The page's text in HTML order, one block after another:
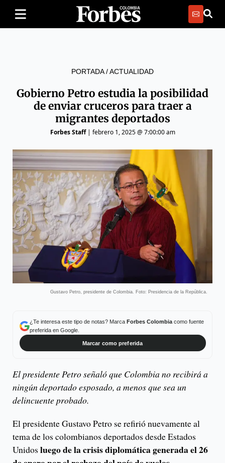
PORTADA/ACTUALIDAD
Gobierno Petro estudia la posibilidad
de enviar cruceros para traer a
migrantes deportados
Forbes Staff| febrero 1, 2025 @ 7:00:00 am
Gustavo Petro, presidente de Colombia. Foto: Presidencia de la República.
¿Te interesa este tipo de notas? Marca Forbes Colombiacomo fuente
preferida en Google.
Marcar como preferida
El presidente Petro señaló que Colombia no recibirá a
ningún deportado esposado, a menos que sea un
delincuente probado.
El presidente Gustavo Petro se refirió nuevamente al
tema de los colombianos deportados desde Estados
Unidos luego de la crisis diplomática generada el 26